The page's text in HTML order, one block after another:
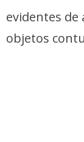
evidentes de
objetos